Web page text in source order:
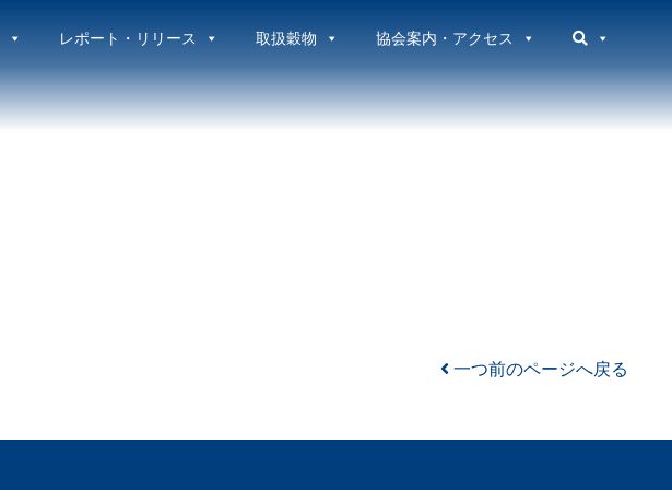
レポート・リリース 取扱穀物 協会案内・アクセス
一つ前のページへ戻る